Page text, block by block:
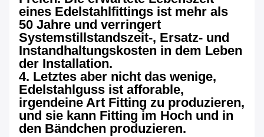
eines Edelstahlfittings ist mehr als
50 Jahre und verringert
Systemstillstandszeit-, Ersatz- und
Instandhaltungskosten in dem Leben
der Installation.
4. Letztes aber nicht das wenige,
Edelstahlguss ist afforable,
irgendeine Art Fitting zu produzieren,
und sie kann Fitting im Hoch und in
den Bändchen produzieren.